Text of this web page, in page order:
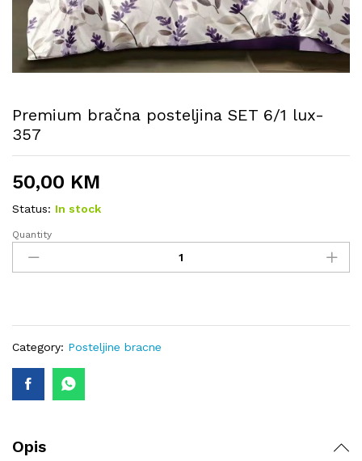
Premium bračna posteljina SET 6/1 lux-
357
50,00 KM
Status: In stock
Premium
bračna
posteljina
lux-
357
Quantity
Category: Posteljine bracne
Opis